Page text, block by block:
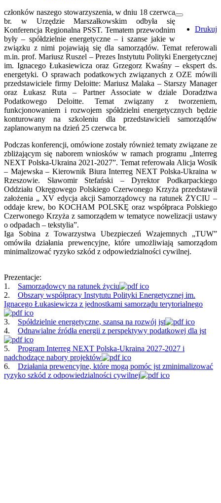
Drukuj
członków naszego stowarzyszenia, w dniu 18 czerwca
br. w Urzędzie Marszałkowskim odbyła się
Konferencja Regionalna PSST. Tematem przewodnim
były – spółdzielnie energetyczne – i szanse jakie w
związku z nimi pojawiają się dla samorządów. Temat referowali
m.in. prof. Mariusz Ruszel – Prezes Instytutu Polityki Energetycznej
im. Ignacego Łukasiewicza oraz Grzegorz Kwaśny – ekspert ds.
energetyki. O sprawach podatkowych związanych z OZE mówili
przedstawiciele firmy Deloitte: Mariusz Malaka – Starszy Manager
oraz Łukasz Ruta – Partner Associate w dziale Doradztwa
Podatkowego Deloitte. Temat związany z tworzeniem,
funkcjonowaniem i rozwojem spółdzielni energetycznych będzie
konturowany na szkoleniu dla przedstawicieli samorządów
zaplanowanym na dzień 25 czerwca br.
Podczas konferencji, omówione zostały również tematy związane ze
zbliżającym się naborem wniosków w ramach programu „Interreg
NEXT Polska-Ukraina 2021-2027”. Temat referowała Alicja Wosik
– Majewska – Kierownik Biura Interreg NEXT Polska-Ukraina w
Rzeszowie. Sławomir Stefański – Dyrektor Podkarpackiego
Oddziału Okręgowego Polskiego Czerwonego Krzyża przedstawił
założenia „ XV edycja akcji Samorządowcy na ratunek ŻYCIU –
oddaje krew, bo KOCHAM POLSKĘ oraz współpraca Polskiego
Czerwonego Krzyża z samorządem w tematyce nowelizacji ustawy
o odpadach – tekstylia”.
Iga Sobina z Towarzystwa Ubezpieczeń Wzajemnych „TUW”
omówiła działania prewencyjne, które umożliwiają samorządom
minimalizować ryzyko szkód z odpowiedzialności cywilnej.
Prezentacje:
1. Samorządowcy na ratunek życiu
2. Obszary współpracy Instytutu Polityki Energetycznej im.
Ignacego Łukasiewicza z jednostkami samorządu terytorialnego
3. Spółdzielnie energetyczne, szansa na rozwój jst
4. Odnawialne źródła energii z perspektywy podatkowej dla jst
5. Program Interreg NEXT Polska-Ukraina 2027-2027 i
nadchodzące nabory projektów
6. Działania prewencyjne, które mogą pomóc jst zminimalizować
ryzyko szkód z odpowiedzialności cywilnej